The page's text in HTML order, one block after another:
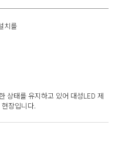
치를
상태를 유지하고 있어 대성LED 제
장입니다.